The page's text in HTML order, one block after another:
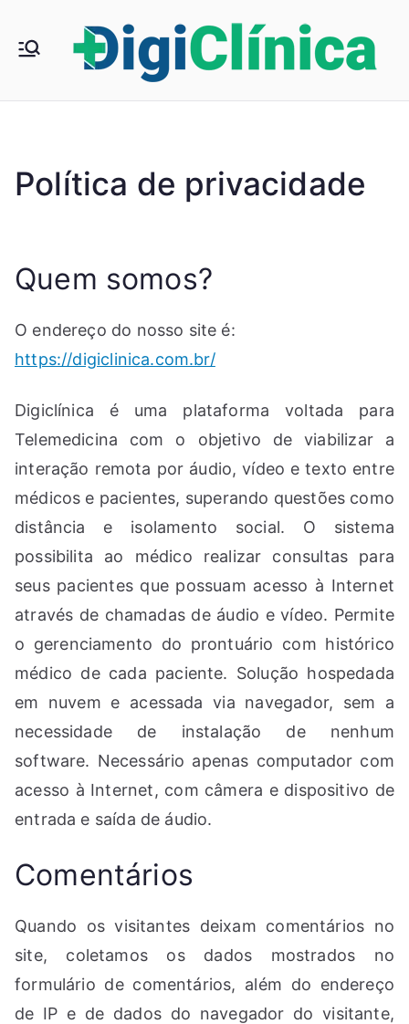
Política de privacidade
Quem somos?
O endereço do nosso site é:
https://digiclinica.com.br/
Digiclínica é uma plataforma voltada para
Telemedicina com o objetivo de viabilizar a
interação remota por áudio, vídeo e texto entre
médicos e pacientes, superando questões como
distância e isolamento social. O sistema
possibilita ao médico realizar consultas para
seus pacientes que possuam acesso à Internet
através de chamadas de áudio e vídeo. Permite
o gerenciamento do prontuário com histórico
médico de cada paciente. Solução hospedada
em nuvem e acessada via navegador, sem a
necessidade de instalação de nenhum
software. Necessário apenas computador com
acesso à Internet, com câmera e dispositivo de
entrada e saída de áudio.
Comentários
Quando os visitantes deixam comentários no
site, coletamos os dados mostrados no
formulário de comentários, além do endereço
de IP e de dados do navegador do visitante,